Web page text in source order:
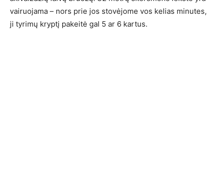
vairuojama – nors prie jos stovėjome vos kelias minutes,
ji tyrimų kryptį pakeitė gal 5 ar 6 kartus.